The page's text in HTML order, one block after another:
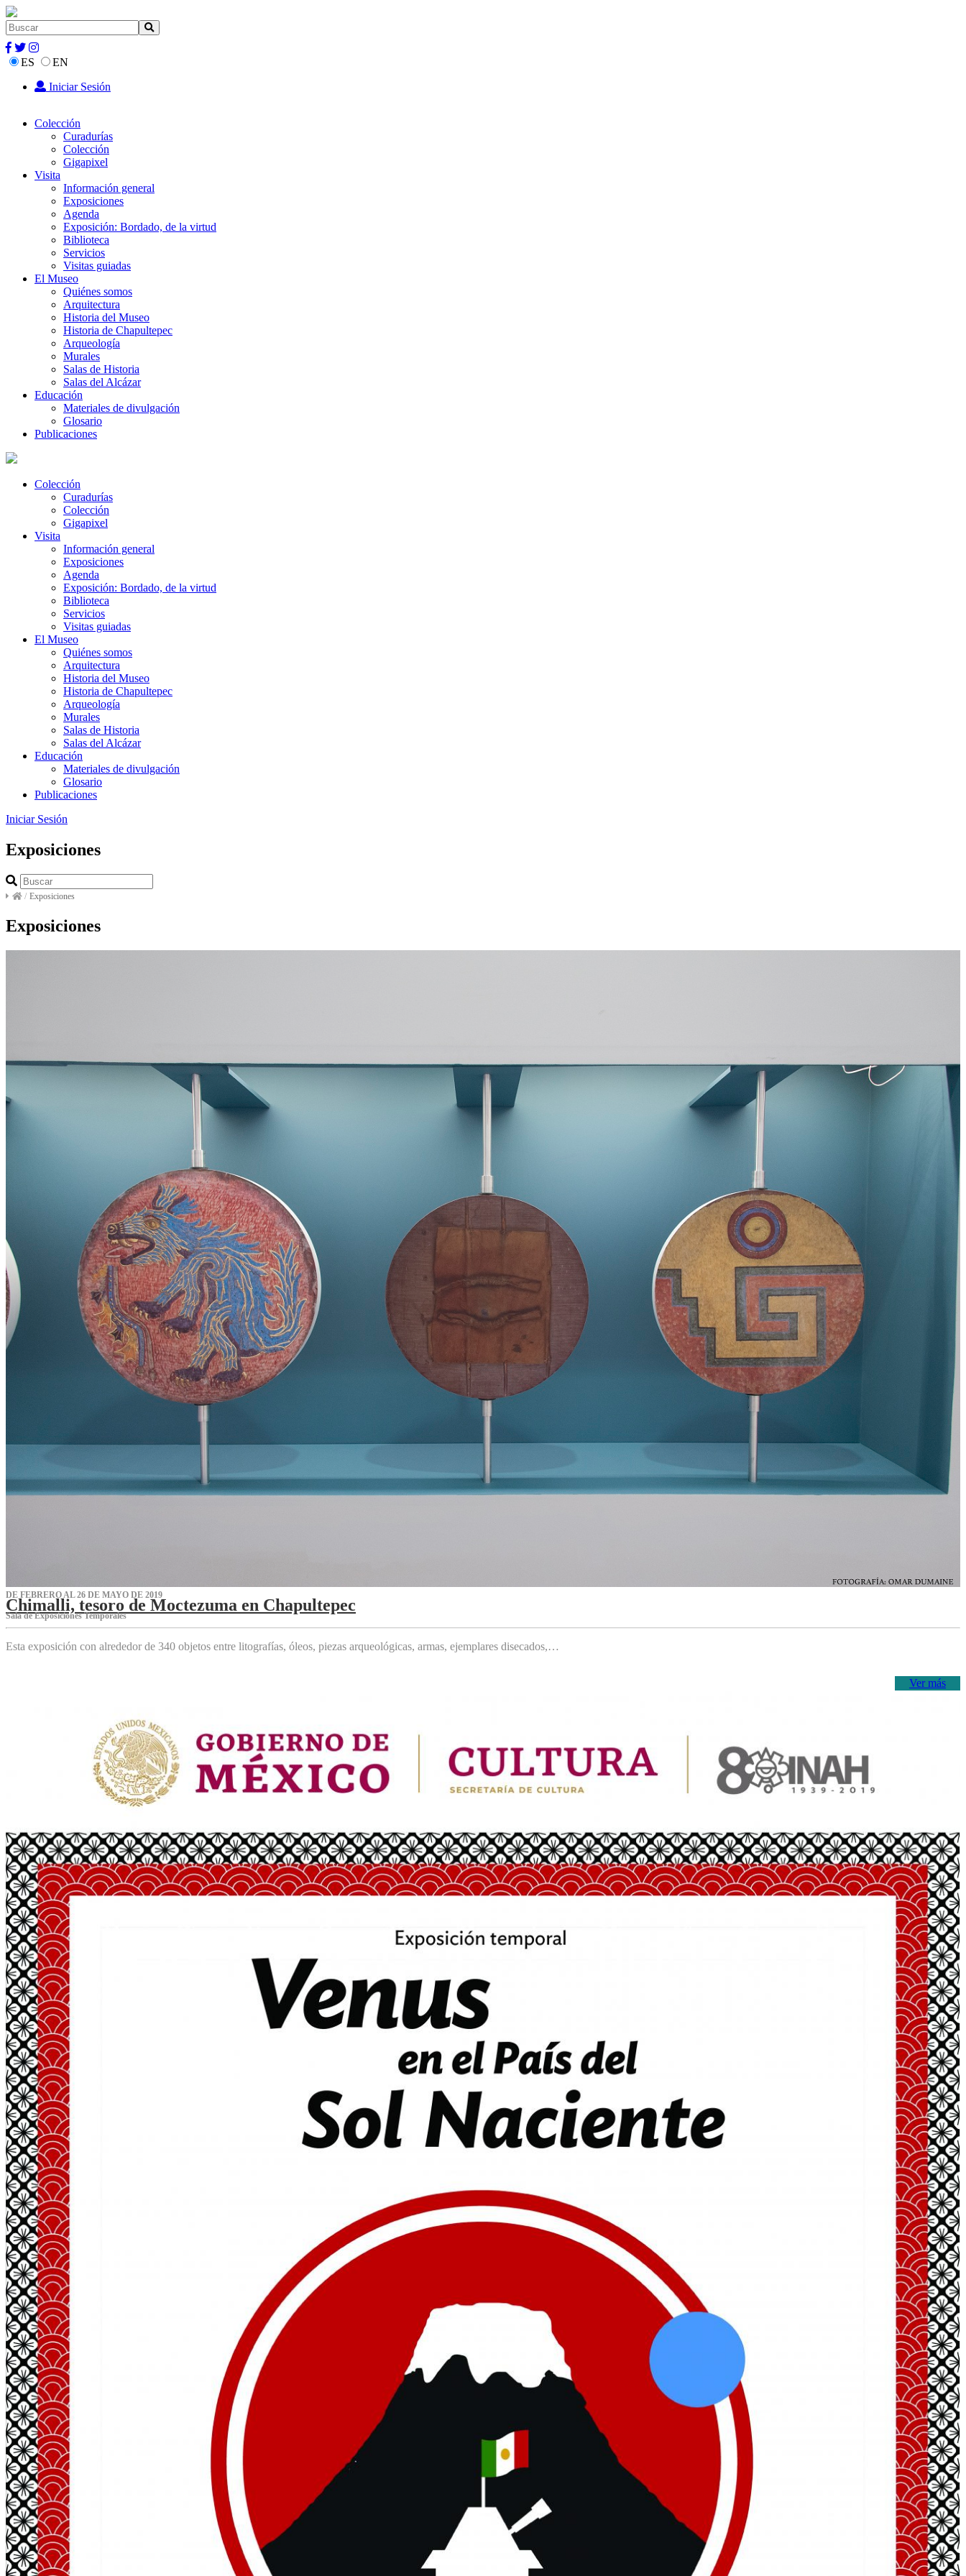
ES
EN
Iniciar Sesión
Colección
Curadurías
Colección
Gigapixel
Visita
Información general
Exposiciones
Agenda
Exposición: Bordado, de la virtud
Biblioteca
Servicios
Visitas guiadas
El Museo
Quiénes somos
Arquitectura
Historia del Museo
Historia de Chapultepec
Arqueología
Murales
Salas de Historia
Salas del Alcázar
Educación
Materiales de divulgación
Glosario
Publicaciones
Colección
Curadurías
Colección
Gigapixel
Visita
Información general
Exposiciones
Agenda
Exposición: Bordado, de la virtud
Biblioteca
Servicios
Visitas guiadas
El Museo
Quiénes somos
Arquitectura
Historia del Museo
Historia de Chapultepec
Arqueología
Murales
Salas de Historia
Salas del Alcázar
Educación
Materiales de divulgación
Glosario
Publicaciones
Iniciar Sesión
Exposiciones
/ Exposiciones
Exposiciones
DE FEBRERO AL 26 DE MAYO DE 2019
Chimalli, tesoro de Moctezuma en Chapultepec
Sala de Exposiciones Temporales
Esta exposición con alrededor de 340 objetos entre litografías, óleos, piezas arqueológicas, armas, ejemplares disecados,…
Ver más